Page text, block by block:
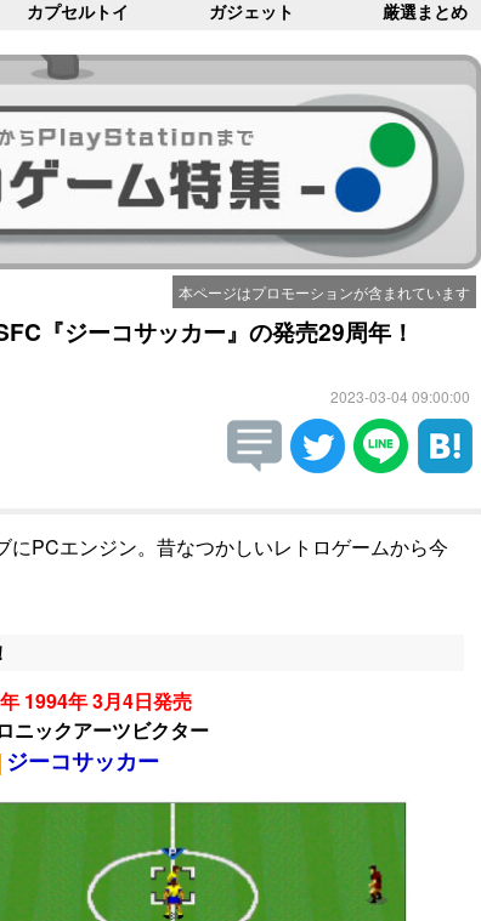
カプセルトイ ガジェット 厳選まとめ
本ページはプロモーションが含まれています
『ジーコサッカー』の発売29周年！
2023-03-04 09:00:00
PCエンジン。昔なつかしいレトロゲームから今
1994年 3月4日発売
ニックアーツビクター
ジーコサッカー